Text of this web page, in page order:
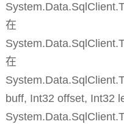
在
在
buff, Int32 offset, Int32